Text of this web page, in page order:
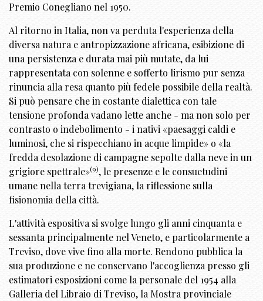
Premio Conegliano nel 1950.
Al ritorno in Italia, non va perduta l'esperienza della
diversa natura e antropizzazione africana, esibizione di
una persistenza e durata mai più mutate, da lui
rappresentata con solenne e sofferto lirismo pur senza
rinuncia alla resa quanto più fedele possibile della realtà.
Si può pensare che in costante dialettica con tale
tensione profonda vadano lette anche - ma non solo per
contrasto o indebolimento - i nativi «paesaggi caldi e
luminosi, che si rispecchiano in acque limpide» o «la
fredda desolazione di campagne sepolte dalla neve in un
grigiore spettrale»(9), le presenze e le consuetudini
umane nella terra trevigiana, la riflessione sulla
fisionomia della città.
L'attività espositiva si svolge lungo gli anni cinquanta e
sessanta principalmente nel Veneto, e particolarmente a
Treviso, dove vive fino alla morte. Rendono pubblica la
sua produzione e ne conservano l'accoglienza presso gli
estimatori esposizioni come la personale del 1954 alla
Galleria del Libraio di Treviso, la Mostra provinciale